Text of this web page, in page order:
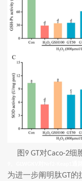
图 9 GT对Caco-2细
为进一步阐明肽GT 的